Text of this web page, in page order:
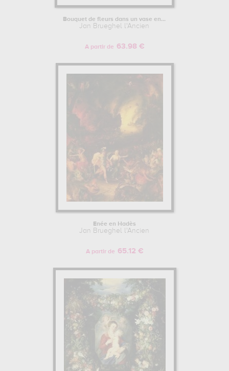
Bouquet de fleurs dans un vase en...
Jan Brueghel l'Ancien
A partir de 63.98 €
Énée en Hadès
Jan Brueghel l'Ancien
A partir de 65.12 €